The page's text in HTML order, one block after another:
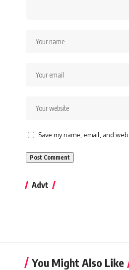
Save my name, email, and
Advt
You Might Also Like